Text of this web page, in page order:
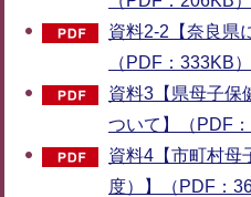
資料2-2【奈良県
（PDF：333KB）
資料3【県母子保
ついて】（PDF：
資料4【市町村母
度）】（PDF：